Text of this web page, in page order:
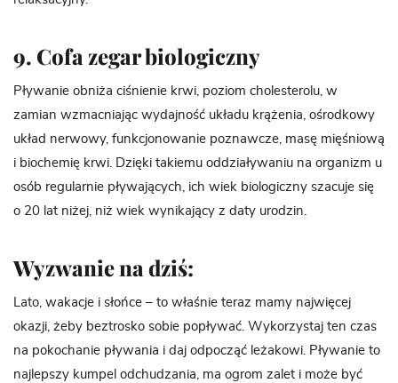
9. Cofa zegar biologiczny
Pływanie obniża ciśnienie krwi, poziom cholesterolu, w
zamian wzmacniając wydajność układu krążenia, ośrodkowy
układ nerwowy, funkcjonowanie poznawcze, masę mięśniową
i biochemię krwi. Dzięki takiemu oddziaływaniu na organizm u
osób regularnie pływających, ich wiek biologiczny szacuje się
o 20 lat niżej, niż wiek wynikający z daty urodzin.
Wyzwanie na dziś:
Lato, wakacje i słońce – to właśnie teraz mamy najwięcej
okazji, żeby beztrosko sobie popływać. Wykorzystaj ten czas
na pokochanie pływania i daj odpocząć leżakowi. Pływanie to
najlepszy kumpel odchudzania, ma ogrom zalet i może być